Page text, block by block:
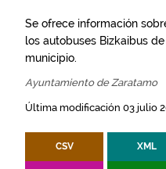
Se ofrece información
los autobuses Bizkaibus
municipio.
Ayuntamiento de Zaratamo
Última modificación 03 julio
CSV XML